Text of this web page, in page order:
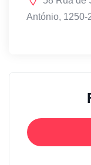
António, 1250-